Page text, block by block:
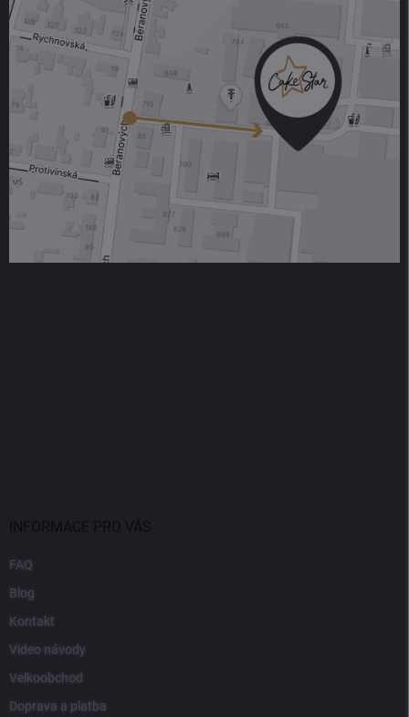
FAQ
Blog
Kontakt
Video návody
Velkoobchod
Doprava a platba